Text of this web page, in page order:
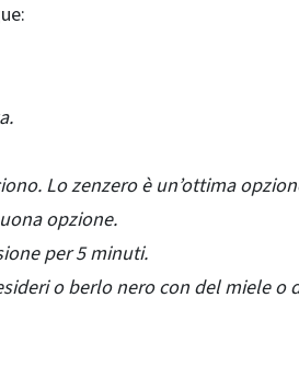
Lo zenzero è un’ottima
opzione.
per 5 minuti.
o berlo nero con del miele o